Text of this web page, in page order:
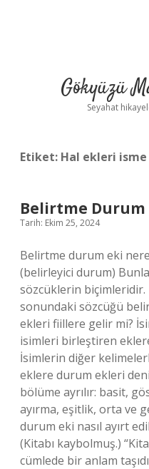
Gökyüzü
Seyahat
Etiket: Hal ekleri
Belirtme Durum
Tarih: Ekim 25, 2024
Belirtme durum eki
(belirleyici durum)
sözcüklerin biçimleridir.
sonundaki sözcüğü
ekleri fiillere gelir mi?
isimleri birleştiren
İsimlerin diğer
eklere durum ekleri
bölüme ayrılır: basit,
ayırma, eşitlik, orta ve
durum eki nasıl ayırt
(Kitabı kaybolmuş.)
cümlede bir anlam